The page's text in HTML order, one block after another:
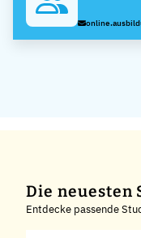
Die neuesten
Entdecke passende